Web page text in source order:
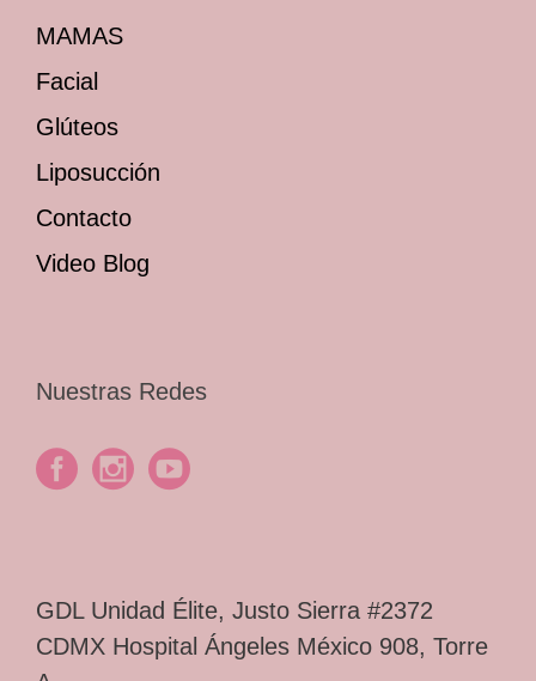
MAMAS
Facial
Glúteos
Liposucción
Contacto
Video Blog
Nuestras Redes
GDL Unidad Élite, Justo Sierra #2372
CDMX Hospital Ángeles México 908, Torre